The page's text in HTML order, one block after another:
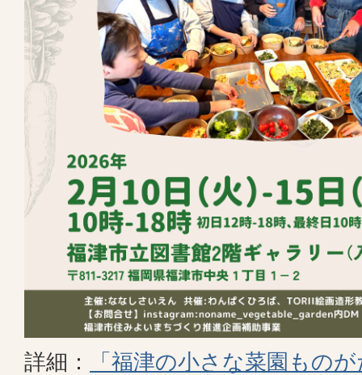
詳細：
「福津の小さな菜園もの